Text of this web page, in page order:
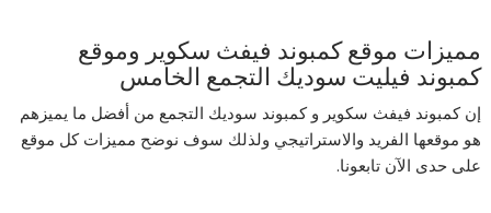
مميزات موقع كمبوند فيفث سكوير وموقع
كمبوند فيليت سوديك التجمع الخامس
إن كمبوند فيفث سكوير و كمبوند سوديك التجمع من أفضل ما يميزهم
هو موقعها الفريد والاستراتيجي ولذلك سوف نوضح مميزات كل موقع
على حدى الآن تابعونا.